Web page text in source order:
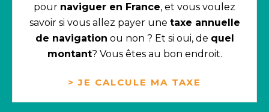
pour naviguer en France, et vous voulez
savoir si vous allez payer une taxe annuelle
de navigation ou non ? Et si oui, de quel
montant? Vous êtes au bon endroit.
> JE CALCULE MA TAXE